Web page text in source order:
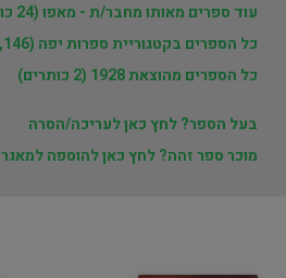
עוד ספרים מאותו מחבר/ת - מאפו (24 כותרים)
כל הספרים בקטגוריית ספרות יפה (1,146 כותרים)
כל הספרים מהוצאת 1928 (2 כותרים)
בעל הספר? לחץ כאן לעריכה/הסרה
מוכר ספר זהה? לחץ כאן להוספה למאגר